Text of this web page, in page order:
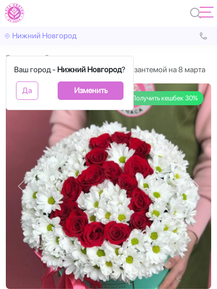
Нижний Новгород
Ваш город - Нижний Новгород?
Да Изменить
Главная
С цветами
Коробка цветов с 15 розами и хризантемой на 8 марта
Получить кешбек 30%
Назад